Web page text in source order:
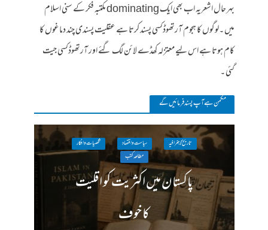
بہر حال اشعریہ اب بھی ایک dominating مکتبہ فکر کے سنی اسلام
میں ۔لوگوں کا ہجوم آرتھوڈکسی پسند کرتا ہے عقلیت پسندی چند دماغوں کا
کام ہوتا ہے اس لیے معتزلہ کھڈے لائن لگ گئے اور آرتھوڈکسی جیت
گئی ۔
مکمن ہےآپ پسند فرمائیں گے
تاریخ / جغرافیہ سیاست واقتصاد
شخصیات وافکار
مطالعہ کتب
پاکستان میں اکثریت کو اقلیت
کا خوف